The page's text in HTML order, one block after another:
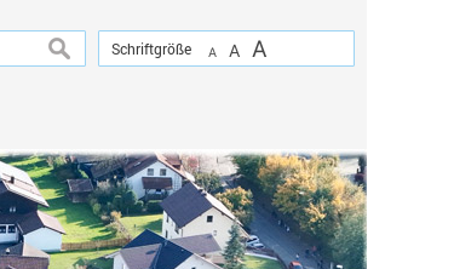
Schriftgröße A A A
suchen